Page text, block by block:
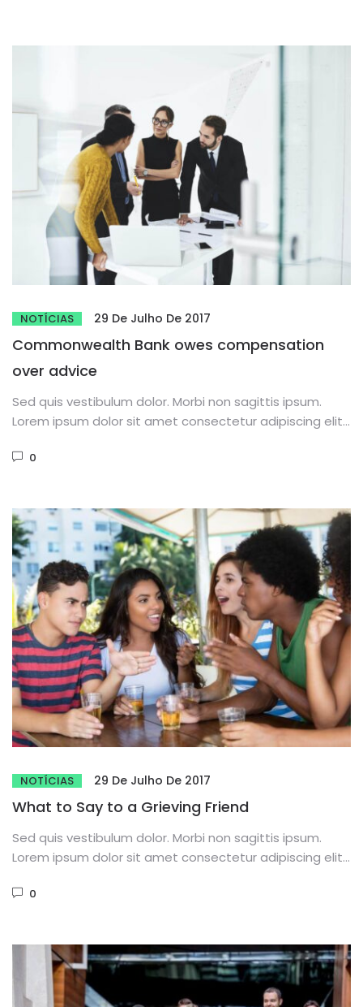
NOTÍCIAS 29 De Julho De 2017
Commonwealth Bank owes compensation
over advice
Sed quis vestibulum dolor. Morbi non sagittis ipsum.
Lorem ipsum dolor sit amet consectetur adipiscing elit.
0
NOTÍCIAS 29 De Julho De 2017
What to Say to a Grieving Friend
Sed quis vestibulum dolor. Morbi non sagittis ipsum.
Lorem ipsum dolor sit amet consectetur adipiscing elit.
0